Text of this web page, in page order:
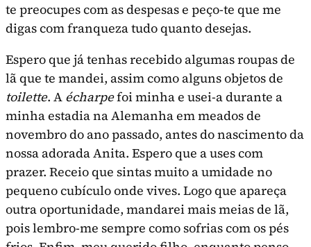
te preocupes com as despesas e peço-te que me
digas com franqueza tudo quanto desejas.
Espero que já tenhas recebido algumas roupas de
lã que te mandei, assim como alguns objetos de
toilette. A écharpefoi minha e usei-a durante a
minha estadia na Alemanha em meados de
novembro do ano passado, antes do nascimento da
nossa adorada Anita. Espero que a uses com
prazer. Receio que sintas muito a umidade no
pequeno cubículo onde vives. Logo que apareça
outra oportunidade, mandarei mais meias de lã,
pois lembro-me sempre como sofrias com os pés